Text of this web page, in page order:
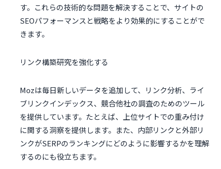
す。これらの技術的な問題を解決することで、サイトの
SEOパフォーマンスと戦略をより効果的にすることがで
きます。
リンク構築研究を強化する
Mozは毎日新しいデータを追加して、リンク分析、ライ
ブリンクインデックス、競合他社の調査のためのツール
を提供しています。たとえば、上位サイトでの重み付け
に関する洞察を提供します。また、内部リンクと外部リ
ンクがSERPのランキングにどのように影響するかを理解
するのにも役立ちます。